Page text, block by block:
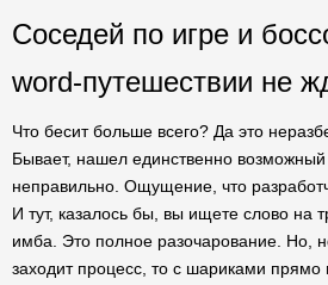
Соседей по игре и
word-путешествии не
Что бесит больше всего? Да это
Бывает, нашел единственно возможный
неправильно. Ощущение, что
И тут, казалось бы, вы ищете слово на
имба. Это полное разочарование. Но,
заходит процесс, то с шариками прямо